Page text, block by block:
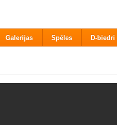
Galerijas Spēles D-biedri